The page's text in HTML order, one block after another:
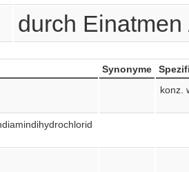
durch
Synonyme
konz.